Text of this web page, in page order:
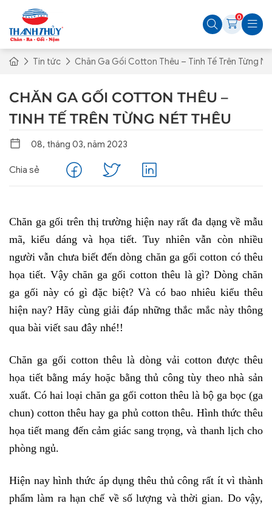
0
Tin tức Chăn Ga Gối Cotton Thêu – Tinh Tế Trên Từng
CHĂN GA GỐI COTTON THÊU –
TINH TẾ TRÊN TỪNG NÉT THÊU
08, tháng 03, năm 2023
Chia sẻ
Chăn ga gối trên thị trường hiện nay rất đa dạng về mẫu
mã, kiểu dáng và họa tiết. Tuy nhiên vẫn còn nhiều
người vẫn chưa biết đến dòng chăn ga gối cotton có thêu
họa tiết. Vậy chăn ga gối cotton thêu là gì? Dòng chăn
ga gối này có gì đặc biệt? Và có bao nhiêu kiểu thêu
hiện nay? Hãy cùng giải đáp những thắc mắc này thông
qua bài viết sau đây nhé!!
Chăn ga gối cotton thêu là dòng vải cotton được thêu
họa tiết bằng máy hoặc bằng thủ công tùy theo nhà sản
xuất. Có hai loại chăn ga gối cotton thêu là bộ ga bọc (ga
chun) cotton thêu hay ga phủ cotton thêu. Hình thức thêu
họa tiết mang đến cảm giác sang trọng, và thanh lịch cho
phòng ngủ.
Hiện nay hình thức áp dụng thêu thủ công rất ít vì thành
phẩm làm ra hạn chế về số lượng và thời gian. Do vậy,